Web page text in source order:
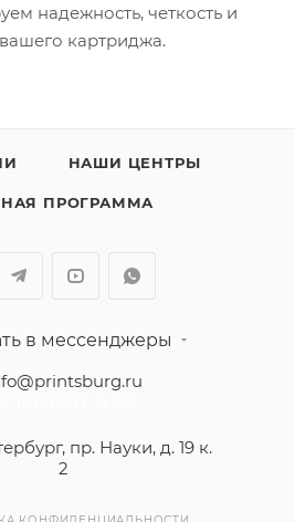
надежность, четкость и
картриджа.
НАШИ ЦЕНТРЫ
ПРОГРАММА
в мессенджеры
пр. Науки, д. 19 к.
2